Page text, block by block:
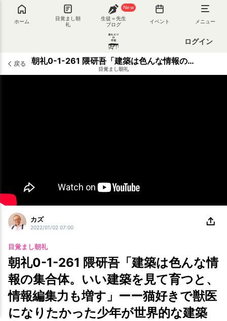
ホーム
目覚まし朝
礼
New
生徒＝先生
ブログ
イベント メニュー
ログイン
戻る 朝礼0-1-261 隈研吾「建築は色んな情報の集合体。いい建築を見て育つと、情報編集力も増す」ーー猫好きで獣医になりたかった少年が世界的な建築家へ
目覚まし朝礼
カズ
2022/01/02 07:00
目覚まし朝礼
朝礼0-1-261 隈研吾「建築は色んな情
報の集合体。いい建築を見て育つと、
情報編集力も増す」ーー猫好きで獣医
になりたかった少年が世界的な建築